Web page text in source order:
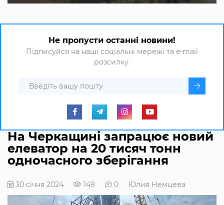
Не пропусти останні новини!
Підписуйся на наші соціальні мережі та e-mail
розсилку.
На Черкащині запрацює новий
елеватор на 20 тисяч тонн
одночасного зберігання
30 січня 2024 149 0 Юлия Немцева